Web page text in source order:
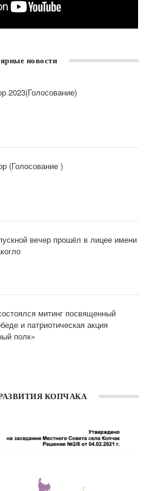
новости
2023(Голосование)
(Голосование )
вечер прошёл в лицее имени
митинг посвященный
и патриотическая акция
полк»
КОПЧАКА